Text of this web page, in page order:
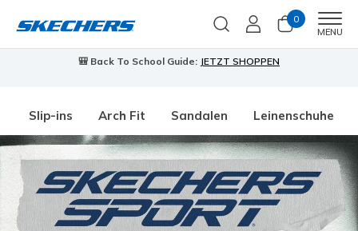
0
MENU
🎒 Back To School Guide: JETZT SHOPPEN
Slip-ins Arch Fit Sandalen Leinenschuhe